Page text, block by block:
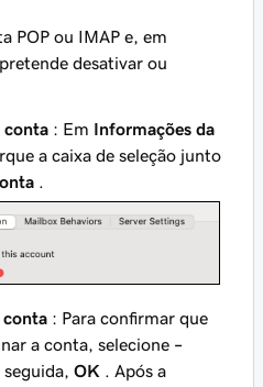
POP ou IMAP e, em
desativar ou
conta : Em Informações da
a caixa de seleção junto
.
conta : Para confirmar que
a conta, selecione –
OK . Após a